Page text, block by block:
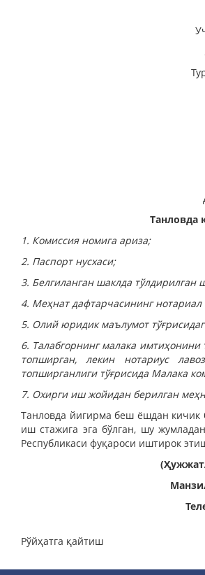
Танловда
1. Комиссия номига ариза;
2. Паспорт нусхаси;
3. Белгиланган шаклда тўлдирилган
4. Меҳнат дафтарчасининг
5. Олий юридик маълумот
6. Талабгорнинг малака
топширган, лекин нотариус
топширганлиги тўғрисида Малака
7. Охирги иш жойидан берилган
Танловда йигирма беш ёш­дан кичик
иш стажига эга бўлган, шу
Республикаси фуқароси иштирок
Рўйҳатга қайтиш